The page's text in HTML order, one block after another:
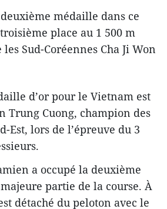
médaille dans ce
place au 1 500 m
Sud-Coréennes Cha Ji Won
d’or pour le Vietnam est
Trung Cuong, champion des
Est, lors de l’épreuve du 3
a occupé la deuxième
partie de la course. À
détaché du peloton avec le